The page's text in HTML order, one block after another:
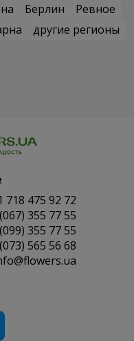
Берлин
Ревное
другие регионы
718 475 92 72
(067) 355 77 55
(099) 355 77 55
(073) 565 56 68